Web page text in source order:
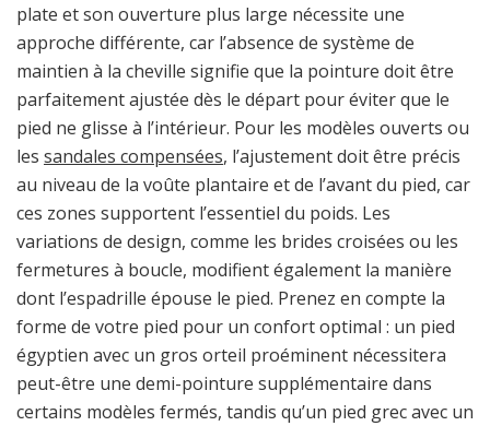
plate et son ouverture plus large nécessite une
approche différente, car l’absence de système de
maintien à la cheville signifie que la pointure doit être
parfaitement ajustée dès le départ pour éviter que le
pied ne glisse à l’intérieur. Pour les modèles ouverts ou
les sandales compensées, l’ajustement doit être précis
au niveau de la voûte plantaire et de l’avant du pied, car
ces zones supportent l’essentiel du poids. Les
variations de design, comme les brides croisées ou les
fermetures à boucle, modifient également la manière
dont l’espadrille épouse le pied. Prenez en compte la
forme de votre pied pour un confort optimal : un pied
égyptien avec un gros orteil proéminent nécessitera
peut-être une demi-pointure supplémentaire dans
certains modèles fermés, tandis qu’un pied grec avec un